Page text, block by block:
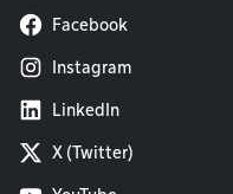
Facebook
Instagram
LinkedIn
X (Twitter)